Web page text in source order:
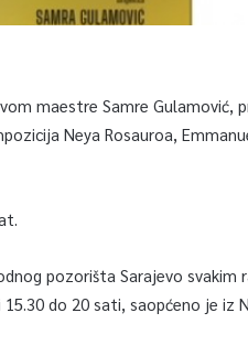
maestre Samre Gulamović,
Neya Rosauroa,
pozorišta Sarajevo svakim
do 20 sati, saopćeno je iz